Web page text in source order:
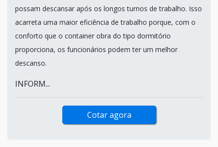
possam descansar após os longos turnos de trabalho. Isso
acarreta uma maior eficiência de trabalho porque, com o
conforto que o container obra do tipo dormitório
proporciona, os funcionários podem ter um melhor
descanso.
INFORM...
Cotar agora